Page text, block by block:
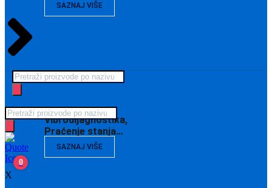
SAZNAJ VIŠE
Vibrodijagnostika,
Praćenje stanja…
SAZNAJ VIŠE
Products
search
Products
search
0
X